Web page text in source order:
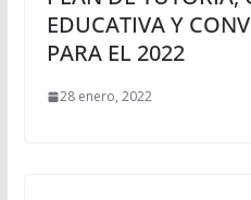
EDUCATIVA Y
PARA EL 2022
28 enero, 2022